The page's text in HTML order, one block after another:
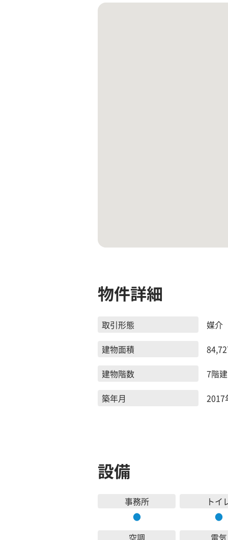
物件詳細
取引形態
媒介
建物面積
建物階数
7階建
築年月
2017
設備
事務所
●
トイ
●
空調
電気